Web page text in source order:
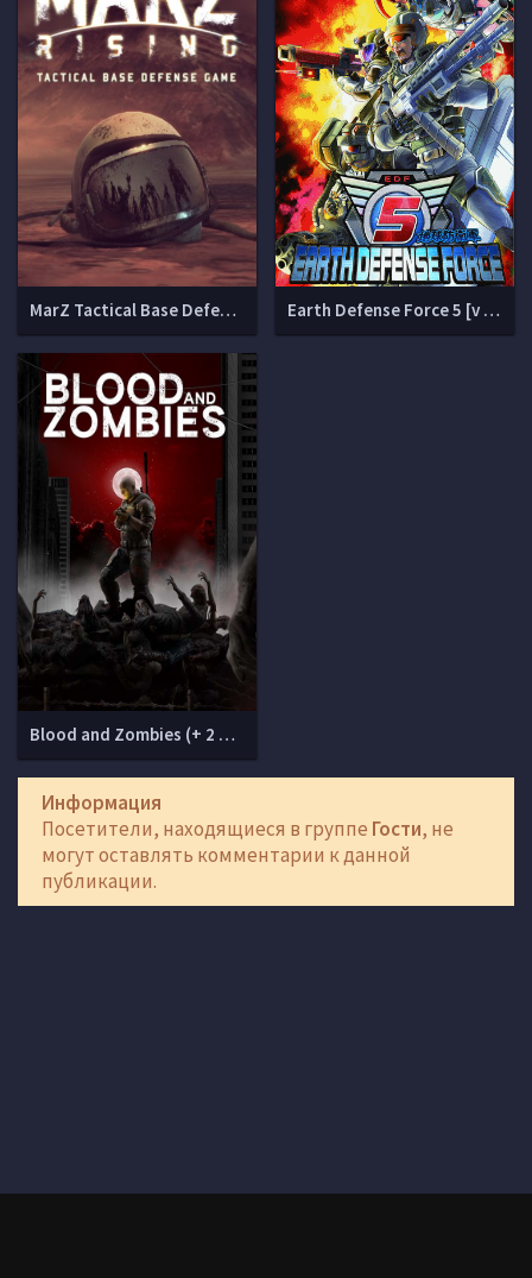
MarZ Tactical Base Defense [v20190502] Earth Defense Force 5 [v 1.0 + 20 DLC]
Blood and Zombies (+ 2 DLC)
Информация
Посетители, находящиеся в группе Гости, не
могут оставлять комментарии к данной
публикации.